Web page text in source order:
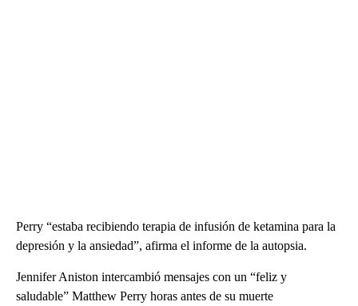
Perry “estaba recibiendo terapia de infusión de ketamina para la
depresión y la ansiedad”, afirma el informe de la autopsia.
Jennifer Aniston intercambió mensajes con un “feliz y
saludable” Matthew Perry horas antes de su muerte